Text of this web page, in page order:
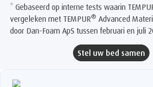
* Gebaseerd op interne tests waarin
vergeleken met TEMPUR® Advanced
door Dan-Foam ApS tussen februari en juli
Stel uw bed samen